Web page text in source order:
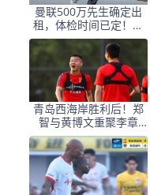
曼联500万先生确定出
租，体检时间已定！世
界杯国脚即将回归备战
青岛西海岸胜利后！郑
智与黄博文重聚李章
洙，见证了亚冠时光的
传奇